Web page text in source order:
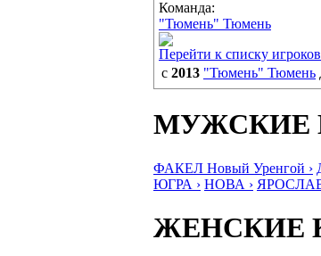
Команда:
"Тюмень" Тюмень
Перейти к списку игроков
с 2013 "Тюмень" Тюмень
МУЖСКИЕ
ФАКЕЛ Новый Уренгой ›
ЮГРА › НОВА ›
ЖЕНСКИЕ